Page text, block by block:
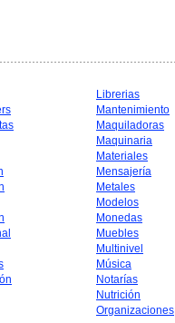
Librerias
Mantenimiento
Maquiladoras
Maquinaria
Materiales
Mensajería
Metales
Modelos
Monedas
Muebles
Multinivel
Música
Notarías
Nutrición
Organizaciones